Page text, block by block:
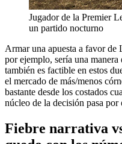
Jugador de la Premier
un partido nocturno
Armar una apuesta a favor
por ejemplo, sería una
también es factible en estos
el mercado de más/menos
bastante desde los costados
núcleo de la decisión pasa
Fiebre narrativa